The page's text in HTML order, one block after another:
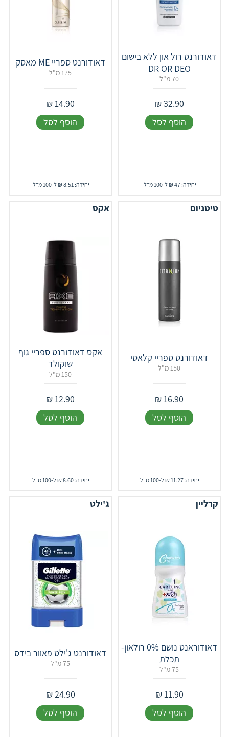
דאודורנט רול און ללא בישום
DR OR DEO
70 מ"ל
32.90
₪
הוסף לסל
יחידה: 47 ₪ ל-100 מ"ל
דאודורנט ספריי ME מאסק
175 מ"ל
14.90
₪
הוסף לסל
יחידה: 8.51 ₪ ל-100 מ"ל
טיטניום
דאודורנט ספריי קלאסי
150 מ"ל
16.90
₪
הוסף לסל
יחידה: 11.27 ₪ ל-100 מ"ל
אקס
אקס דאודורנט ספריי גוף
שוקולד
150 מ"ל
12.90
₪
הוסף לסל
יחידה: 8.60 ₪ ל-100 מ"ל
קרליין
דאודוראנט נושם 0% רולאון-
תכלת
75 מ"ל
11.90
₪
הוסף לסל
ג'ילט
דאודורנט ג'ילט פאוור בידס
75 מ"ל
24.90
₪
הוסף לסל